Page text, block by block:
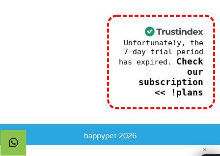
Unfortunately, the
7-day trial period
has expired. Check
our
subscription
plans! >>
happypet 2026
✕